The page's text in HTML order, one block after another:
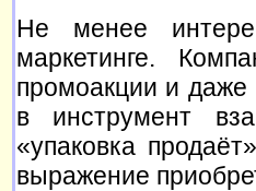
Не менее
маркетинге.
промоакции и
в инструмент
«упаковка
выражение